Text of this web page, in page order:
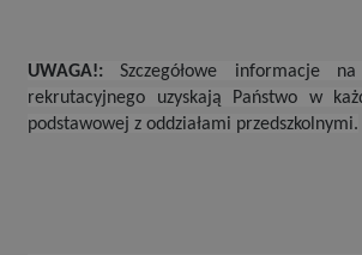
UWAGA!:Szczegółowe informacje
rekrutacyjnego uzyskają Państwo w
podstawowej z oddziałami przedszkolnymi.